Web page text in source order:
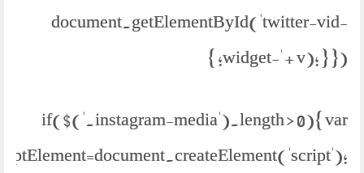
document.getElementById('twitter-vid-
widget-' + v); } }); }
if($('.instagram-media').length > 0){ var